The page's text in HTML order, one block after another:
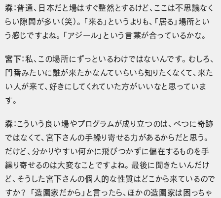
森：普通、日本だと場はすぐ整然とするけど、ここは不思議なく
らい隙間が多い（笑）。「来る」というよりも、「居る」場所とい
う感じですよね。「アジール」という言葉が合っているかな。
宮下：私、この場所にずっといるわけではないんです。むしろ、
門番みたいに誰が来たかなんていちいち知りたくなくて、来た
い人が来て、好きにしてくれていた方がいいなと思っていま
す。
森：こういう良い場やプログラムが成り立つのは、べつに奇跡
ではなくて、宮下さんの手繰り寄せる力があるからだと思う。
だけど、分かりやすい何かに飛びつかずに偏在するものを手
繰り寄せるのは大変なことですよね。最後に聞きたいんだけ
ど、そうした宮下さんの個人的な性質はどこから来ているので
すか？ 「造園家だから」と言ったら、ほかの造園家は困っちゃ